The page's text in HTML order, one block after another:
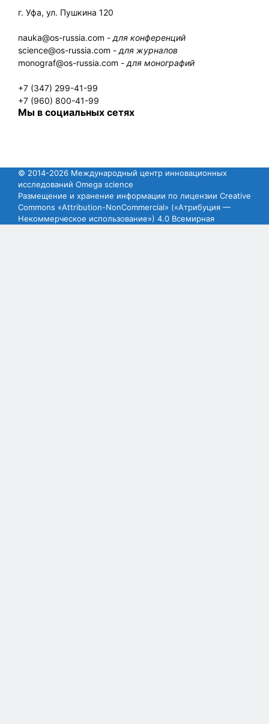
г. Уфа, ул. Пушкина 120
nauka@os-russia.com - для конференций
science@os-russia.com - для журналов
monograf@os-russia.com - для монографий
+7 (347) 299-41-99
+7 (960) 800-41-99
Мы в социальных сетях
© 2014-2026 Международный центр инновационных
исследований Omega science
Размещение и хранение информации по лицензии Creative
Commons «Attribution-NonCommercial» («Атрибуция —
Некоммерческое использование») 4.0 Всемирная